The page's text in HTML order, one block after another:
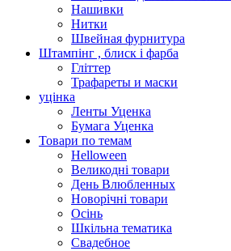
Нашивки
Нитки
Швейная фурнитура
Штампінг , блиск і фарба
Гліттер
Трафареты и маски
уцінка
Ленты Уценка
Бумага Уценка
Товари по темам
Helloween
Великодні товари
День Влюбленных
Новорічні товари
Осінь
Шкільна тематика
Свадебное